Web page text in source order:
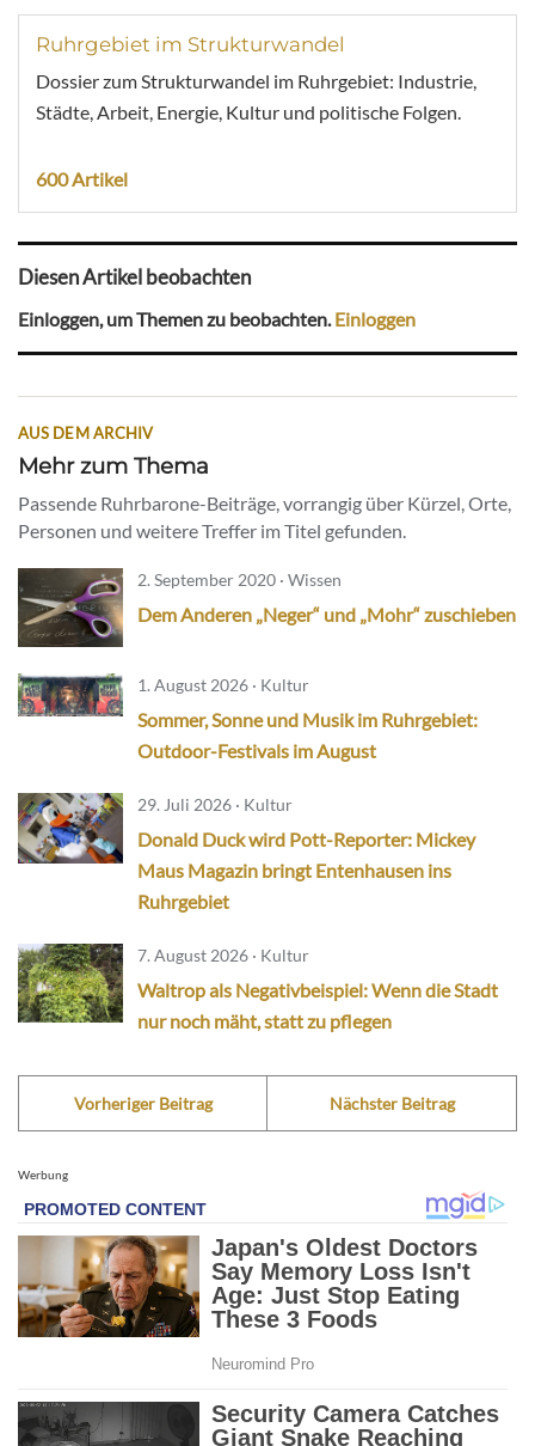
Ruhrgebiet im Strukturwandel
Dossier zum Strukturwandel im Ruhrgebiet: Industrie,
Städte, Arbeit, Energie, Kultur und politische Folgen.
600 Artikel
Diesen Artikel beobachten
Einloggen, um Themen zu beobachten.Einloggen
AUS DEM ARCHIV
Mehr zum Thema
Passende Ruhrbarone-Beiträge, vorrangig über Kürzel, Orte,
Personen und weitere Treffer im Titel gefunden.
2. September 2020 · Wissen
Dem Anderen „Neger“ und „Mohr“ zuschieben
1. August 2026 · Kultur
Sommer, Sonne und Musik im Ruhrgebiet:
Outdoor-Festivals im August
29. Juli 2026 · Kultur
Donald Duck wird Pott-Reporter: Mickey
Maus Magazin bringt Entenhausen ins
Ruhrgebiet
7. August 2026 · Kultur
Waltrop als Negativbeispiel: Wenn die Stadt
nur noch mäht, statt zu pflegen
Vorheriger Beitrag Nächster Beitrag
Werbung